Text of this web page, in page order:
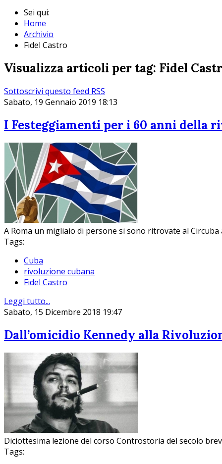
Sei qui:
Home
Archivio
Fidel Castro
Visualizza articoli per tag: Fidel
Sottoscrivi questo feed RSS
Sabato, 19 Gennaio 2019 18:13
I Festeggiamenti per i 60 anni della
A Roma un migliaio di persone si sono ritrovate al
Tags:
Cuba
rivoluzione cubana
Fidel Castro
Leggi tutto...
Sabato, 15 Dicembre 2018 19:47
Dall’omicidio Kennedy alla
Diciottesima lezione del corso Controstoria del secolo
Tags: